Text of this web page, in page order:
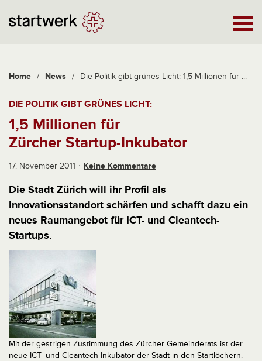
Home / News / Die Politik gibt grünes Licht: 1,5 Millionen für ...
DIE POLITIK GIBT GRÜNES LICHT:
1,5 Millionen für
Zürcher Startup-Inkubator
17. November 2011 Keine Kommentare
Die Stadt Zürich will ihr Profil als
Innovationsstandort schärfen und schafft dazu ein
neues Raumangebot für ICT- und Cleantech-
Startups.
Mit der gestrigen Zustimmung des Zürcher Gemeinderats ist der
neue ICT- und Cleantech-Inkubator der Stadt in den Startlöchern.